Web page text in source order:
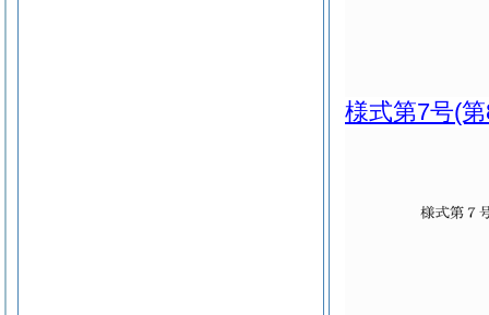
様式第7号(